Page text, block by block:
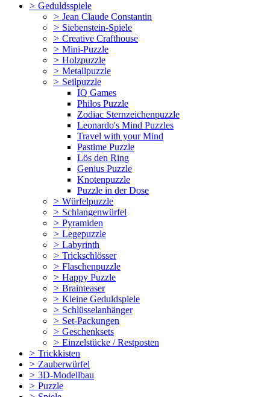
> Geduldsspiele
> Jean Claude Constantin
> Siebenstein-Spiele
> Creative Crafthouse
> Mini-Puzzle
> Holzpuzzle
> Metallpuzzle
> Seilpuzzle
IQ Games
Philos Puzzle
Zodiac Sternzeichenpuzzle
Leonardo's Mind Puzzles
Travel with your Mind
Pastime Puzzle
Lös den Ring
Genius Puzzle
Knotenpuzzle
Puzzle in der Dose
> Würfelpuzzle
> Schlangenwürfel
> Pyramiden
> Legepuzzle
> Labyrinth
> Trickschlösser
> Flaschenpuzzle
> Happy Puzzle
> Brainteaser
> Kleine Geduldspiele
> Schlüsselanhänger
> Set-Packungen
> Geschenksets
> Einzelstücke / Restposten
> Trickkisten
> Zauberwürfel
> 3D-Modellbau
> Puzzle